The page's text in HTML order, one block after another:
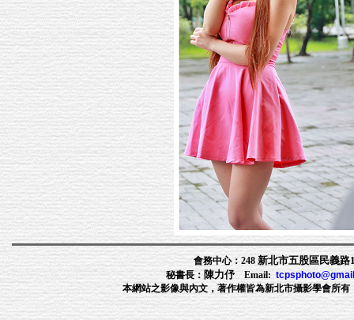
會務中心：248 新北市五股區民義路
秘書長： 陳力伃Email:
本網站之影像與內文，著作權皆為新北市攝影學會所